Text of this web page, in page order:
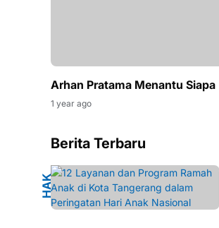
Arhan Pratama Menantu Siapa
1 year ago
Berita Terbaru
H
A
K
A
N
AK